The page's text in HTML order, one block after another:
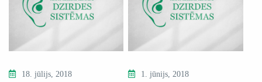
18. jūlijs, 2018 1. jūnijs, 2018